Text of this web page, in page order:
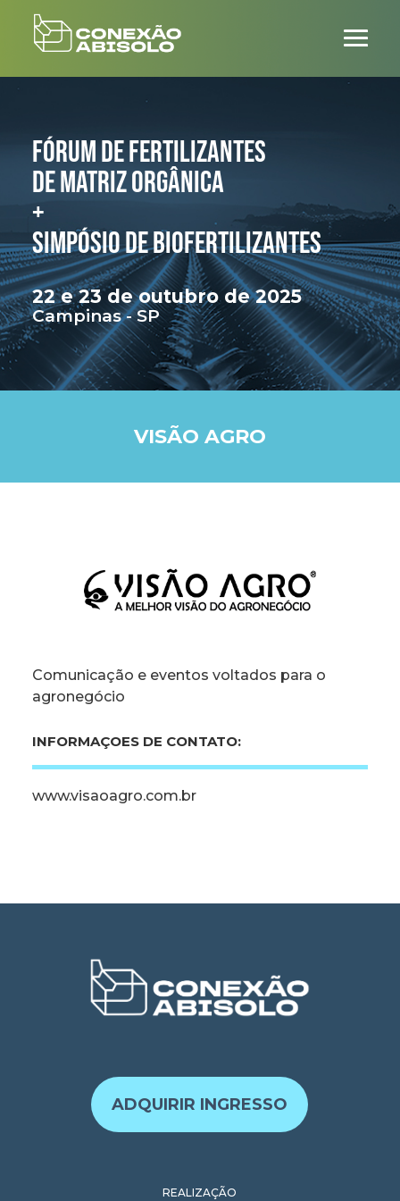
FÓRUM DE FERTILIZANTES
DE MATRIZ ORGÂNICA
+
SIMPÓSIO DE BIOFERTILIZANTES
22 e 23de outubrode 2025
Campinas - SP
VISÃO AGRO
Comunicação e eventos voltados para o
agronegócio
INFORMAÇOES DE CONTATO:
www.visaoagro.com.br
ADQUIRIR INGRESSO
REALIZAÇÃO